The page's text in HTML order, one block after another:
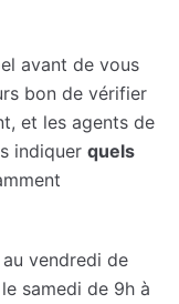
avant de vous
bon de vérifier
et les agents de
indiquer quels
vendredi de
samedi de 9h à